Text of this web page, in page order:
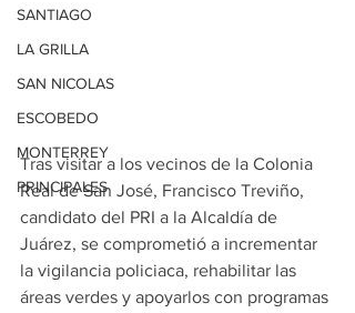
SANTIAGO
LA GRILLA
SAN NICOLAS
ESCOBEDO
MONTERREY
PRINCIPALES
Tras visitar a los vecinos de la Colonia
Real de San José, Francisco Treviño,
candidato del PRI a la Alcaldía de
Juárez, se comprometió a incrementar
la vigilancia policiaca, rehabilitar las
áreas verdes y apoyarlos con programas